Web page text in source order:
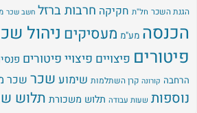
הגנת השכר חל"ת חקיקהחרבות ברזל חשב שכר
הכנסה מע"מ מעסיקיםניהול
פיטוריםפיצוייםפיצויי פיטוריםפנסיה
הרחבה קורונה קרן השתלמות שימועשכרשכר
נוספות שעות עבודה תלוש משכורתתלוש